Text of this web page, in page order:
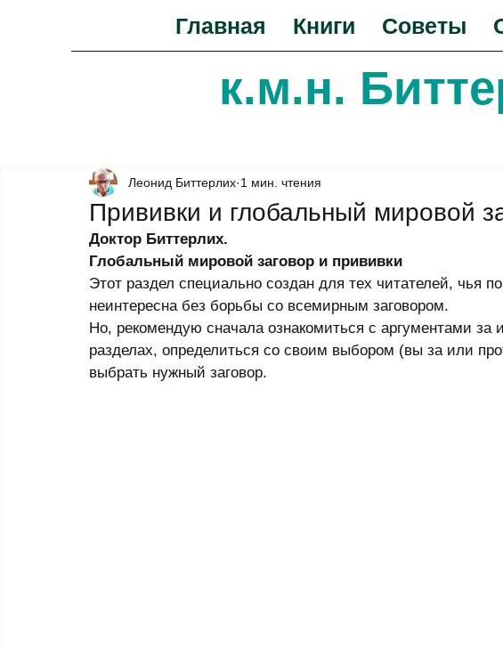
Главная Книги Советы
к.м.н.
Прививки и глобальный мировой
Леонид Биттерлих 1 мин. чтения
Доктор Биттерлих.
Глобальный мировой заговор и прививки
Этот раздел специально создан для тех читателей, чья
неинтересна без борьбы со всемирным заговором.
Но, рекомендую сначала ознакомиться с аргументами за
разделах, определиться со своим выбором (вы за или
выбрать нужный заговор.